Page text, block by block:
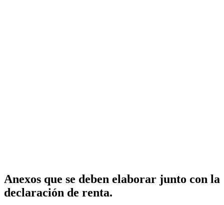
Anexos que se deben elaborar junto con la
declaración de renta.